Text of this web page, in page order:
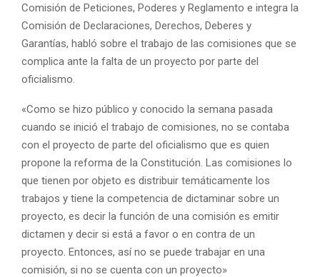
Comisión de Peticiones, Poderes y Reglamento e integra la
Comisión de Declaraciones, Derechos, Deberes y
Garantías, habló sobre el trabajo de las comisiones que se
complica ante la falta de un proyecto por parte del
oficialismo.
«Como se hizo público y conocido la semana pasada
cuando se inició el trabajo de comisiones, no se contaba
con el proyecto de parte del oficialismo que es quien
propone la reforma de la Constitución. Las comisiones lo
que tienen por objeto es distribuir temáticamente los
trabajos y tiene la competencia de dictaminar sobre un
proyecto, es decir la función de una comisión es emitir
dictamen y decir si está a favor o en contra de un
proyecto. Entonces, así no se puede trabajar en una
comisión, si no se cuenta con un proyecto»